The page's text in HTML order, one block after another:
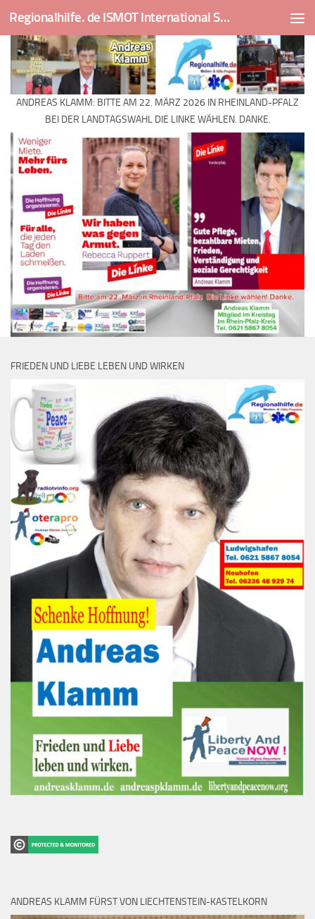
Skip to content Regionalhilfe. de ISMOT International Social And Medical Outreach Team
ANDREAS KLAMM: BITTE AM 22. MÄRZ 2026 IN RHEINLAND-PFALZ
BEI DER LANDTAGSWAHL DIE LINKE WÄHLEN. DANKE.
FRIEDEN UND LIEBE LEBEN UND WIRKEN
ANDREAS KLAMM FÜRST VON LIECHTENSTEIN-KASTELKORN